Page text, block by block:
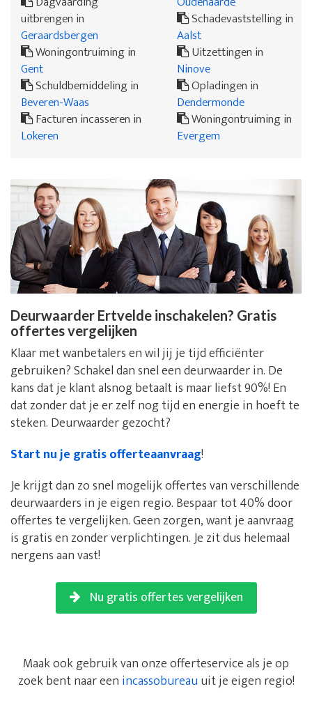
uitbrengen in
Geraardsbergen
Woningontruiming in
Gent
Schuldbemiddeling in
Beveren-Waas
Facturen incasseren in
Lokeren
Schadevaststelling in
Aalst
Uitzettingen in
Ninove
Opladingen in
Dendermonde
Woningontruiming in
Evergem
Deurwaarder Ertvelde inschakelen? Gratis
offertes vergelijken
Klaar met wanbetalers en wil jij je tijd efficiënter
gebruiken? Schakel dan snel een deurwaarder in. De
kans dat je klant alsnog betaalt is maar liefst 90%! En
dat zonder dat je er zelf nog tijd en energie in hoeft te
steken. Deurwaarder gezocht?
Start nu je gratis offerteaanvraag!
Je krijgt dan zo snel mogelijk offertes van verschillende
deurwaarders in je eigen regio. Bespaar tot 40% door
offertes te vergelijken. Geen zorgen, want je aanvraag
is gratis en zonder verplichtingen. Je zit dus helemaal
nergens aan vast!
Nu gratis offertes vergelijken
Maak ook gebruik van onze offerteservice als je op
zoek bent naar een incassobureau uit je eigen regio!